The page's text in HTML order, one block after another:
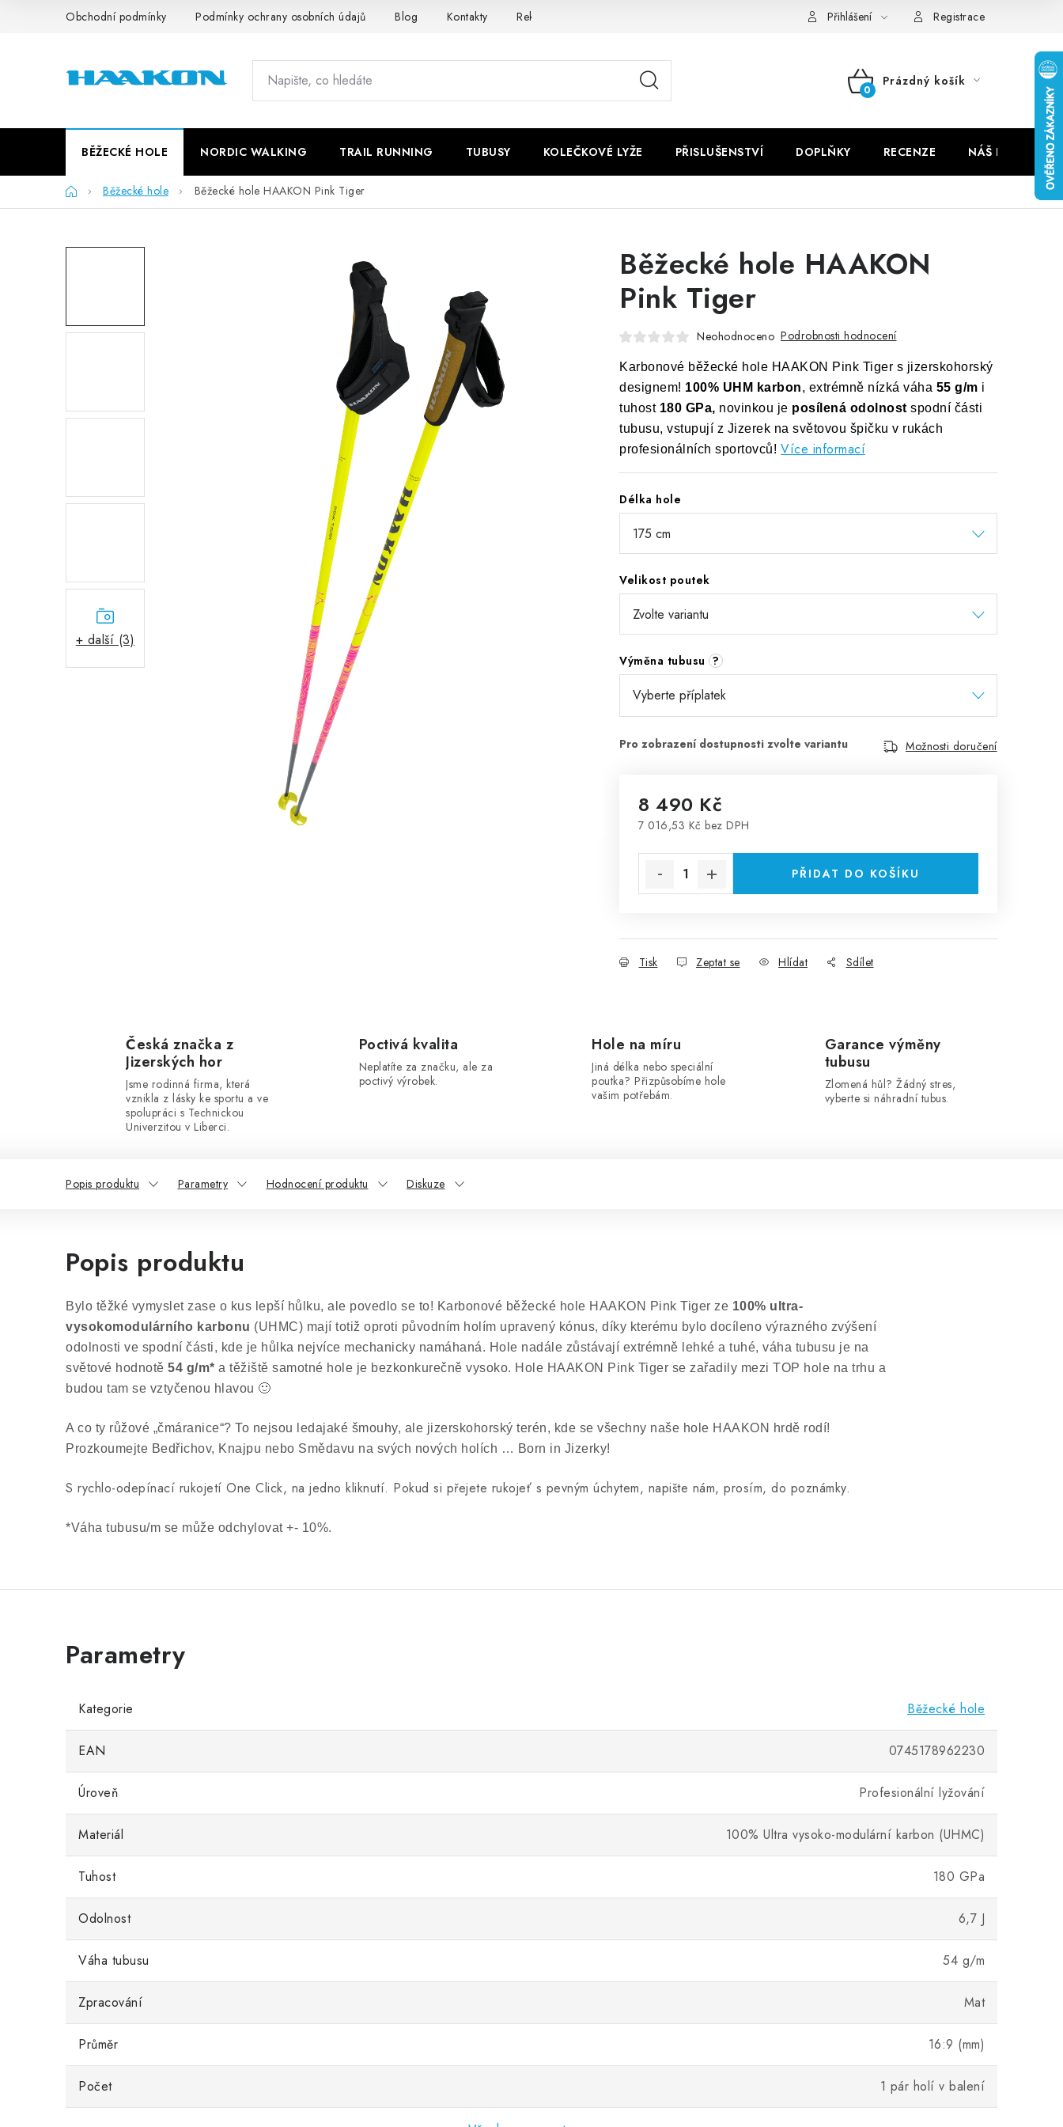
Obchodní podmínky Podmínky ochrany osobních údajů Blog Kontakty Reklamace nebo vrácení Přihlášení Registrace
NÁKUPNÍ
Prázdný košík
BĚŽECKÉ HOLE NORDIC WALKING TRAIL RUNNING TUBUSY KOLEČKOVÉ LYŽE PŘISLUŠENSTVÍ DOPLŇKY RECENZE NÁŠ PŘÍBĚH
DomůBěžecké hole Běžecké hole HAAKON Pink Tiger
+ další (3)
Běžecké hole HAAKON
Pink Tiger
Neohodnoceno Podrobnosti hodnocení
Karbonové běžecké hole HAAKON Pink Tiger s jizerskohorský
designem! 100% UHM karbon, extrémně nízká váha 55 g/m i
tuhost 180 GPa, novinkou je posílená odolnost spodní části
tubusu, vstupují z Jizerek na světovou špičku v rukách
profesionálních sportovců! Více informací
Délka hole
Velikost poutek
Výměna tubusu ?
Možnosti doručení
8 490 Kč
7 016,53 Kč bez DPH
PŘIDAT DO KOŠÍKU
Tisk Zeptat se Hlídat Sdílet
Česká značka z
Jizerských hor
Jsme rodinná firma, která
vznikla z lásky ke sportu a ve
spolupráci s Technickou
Univerzitou v Liberci.
Poctivá kvalita
Neplatíte za značku, ale za
poctivý výrobek.
Hole na míru
Jiná délka nebo speciální
poutka? Přizpůsobíme hole
vašim potřebám.
Garance výměny
tubusu
Zlomená hůl? Žádný stres,
vyberte si náhradní tubus.
Popis produktu Parametry Hodnocení produktu Diskuze
Popis produktu
Bylo těžké vymyslet zase o kus lepší hůlku, ale povedlo se to! Karbonové běžecké hole HAAKON Pink Tiger ze 100% ultra-
vysokomodulárního karbonu (UHMC) mají totiž oproti původním holím upravený kónus, díky kterému bylo docíleno výrazného zvýšení
odolnosti ve spodní části, kde je hůlka nejvíce mechanicky namáhaná. Hole nadále zůstávají extrémně lehké a tuhé, váha tubusu je na
světové hodnotě 54 g/m* a těžiště samotné hole je bezkonkurečně vysoko. Hole HAAKON Pink Tiger se zařadily mezi TOP hole na trhu a
budou tam se vztyčenou hlavou 🙂
A co ty růžové „čmáranice“? To nejsou ledajaké šmouhy, ale jizerskohorský terén, kde se všechny naše hole HAAKON hrdě rodí!
Prozkoumejte Bedřichov, Knajpu nebo Smědavu na svých nových holích … Born in Jizerky!
S rychlo-odepínací rukojetí One Click, na jedno kliknutí. Pokud si přejete rukojeť s pevným úchytem, napište nám, prosím, do poznámky.
*Váha tubusu/m se může odchylovat +- 10%.
Kategorie Běžecké hole
EAN 0745178962230
Úroveň Profesionální lyžování
Materiál 100% Ultra vysoko-modulární karbon (UHMC)
Tuhost 180 GPa
Odolnost 6,7 J
Váha tubusu 54 g/m
Zpracování Mat
Průměr 16:9 (mm)
Počet 1 pár holí v balení